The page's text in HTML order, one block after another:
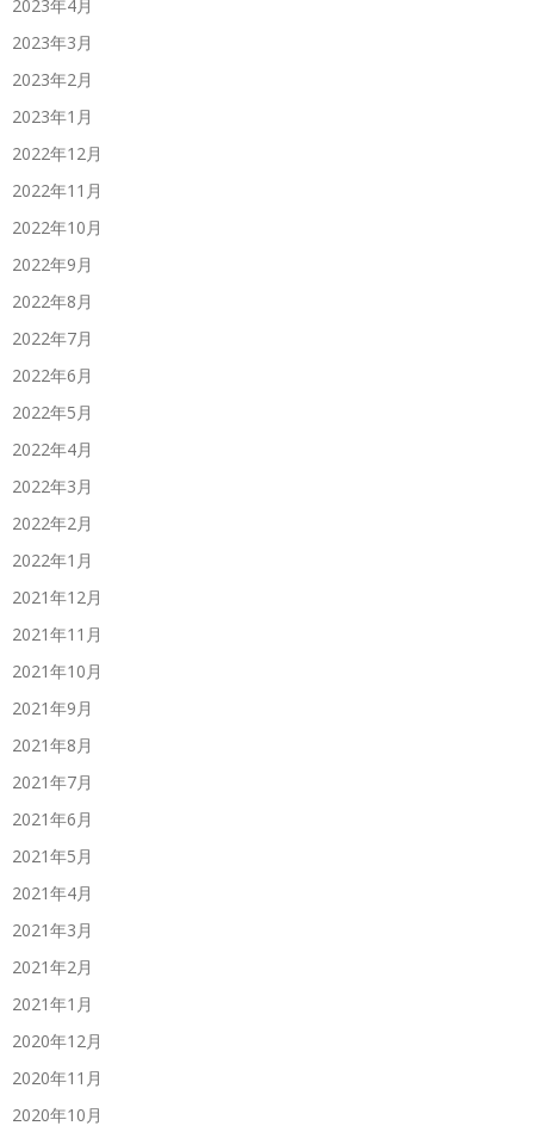
2023年4月
2023年3月
2023年2月
2023年1月
2022年12月
2022年11月
2022年10月
2022年9月
2022年8月
2022年7月
2022年6月
2022年5月
2022年4月
2022年3月
2022年2月
2022年1月
2021年12月
2021年11月
2021年10月
2021年9月
2021年8月
2021年7月
2021年6月
2021年5月
2021年4月
2021年3月
2021年2月
2021年1月
2020年12月
2020年11月
2020年10月